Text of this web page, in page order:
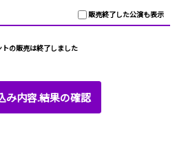
販売終了した公演も表示
トの販売は終了しました
み内容.結果の確認